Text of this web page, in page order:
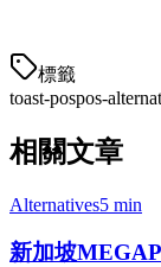
標籤
toast-pospos-
相關文章
Alternatives5 min
新加坡